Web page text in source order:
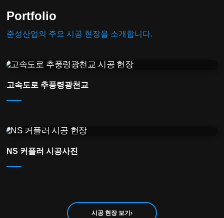
Portfolio
준성산업의 주요 시공 현장을 소개합니다.
고속도로 추풍령광천교
NS 커플러 시공사진
시공 현장 보기›